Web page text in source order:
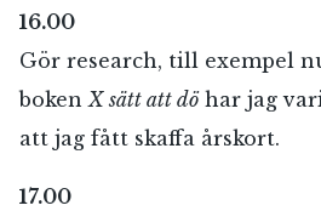
16.00
Gör research, till exempel
bokenX sätt att döhar jag
att jag fått skaffa årskort.
17.00